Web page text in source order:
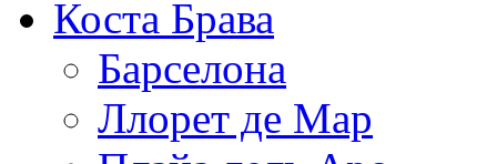
Коста Брава
Барселона
Ллорет де Мар